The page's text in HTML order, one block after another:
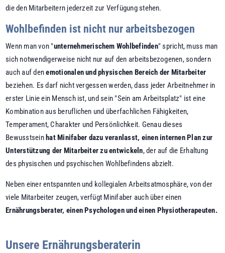
die den Mitarbeitern jederzeit zur Verfügung stehen.
Wohlbefinden ist nicht nur arbeitsbezogen
Wenn man von "unternehmerischem Wohlbefinden" spricht, muss man
sich notwendigerweise nicht nur auf den arbeitsbezogenen, sondern
auch auf denemotionalen und physischen Bereich der Mitarbeiter
beziehen. Es darf nicht vergessen werden, dass jeder Arbeitnehmer in
erster Linie ein Mensch ist, und sein "Sein am Arbeitsplatz" ist eine
Kombination aus beruflichen und überfachlichen Fähigkeiten,
Temperament, Charakter und Persönlichkeit. Genau dieses
Bewusstsein hat Minifaber dazu veranlasst, einen internen Plan zur
Unterstützung der Mitarbeiter zu entwickeln, der auf die Erhaltung
des physischen und psychischen Wohlbefindens abzielt.
Neben einer entspannten und kollegialen Arbeitsatmosphäre, von der
viele Mitarbeiter zeugen, verfügt Minifaber auch über einen
Ernährungsberater, einen Psychologen und einen Physiotherapeuten.
Unsere Ernährungsberaterin